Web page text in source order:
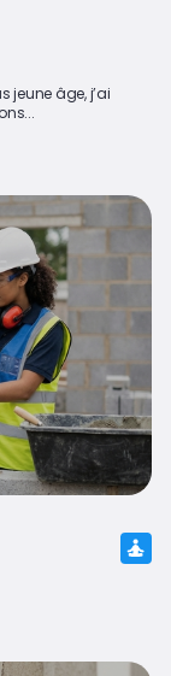
jeune âge, j’ai